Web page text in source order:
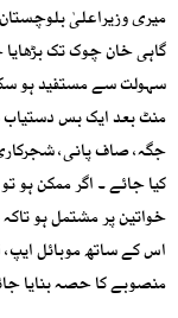
میری وزیراعلیٰ
گاہی خان چوک تک بڑھایا
سہولت سے مستفید ہو
منٹ بعد ایک بس دستیاب
جگہ، صاف پانی،
کیا جائے ۔ اگر ممکن ہو
خواتین پر مشتمل ہو
اس کے ساتھ موبائل
منصوبے کا حصہ بنایا